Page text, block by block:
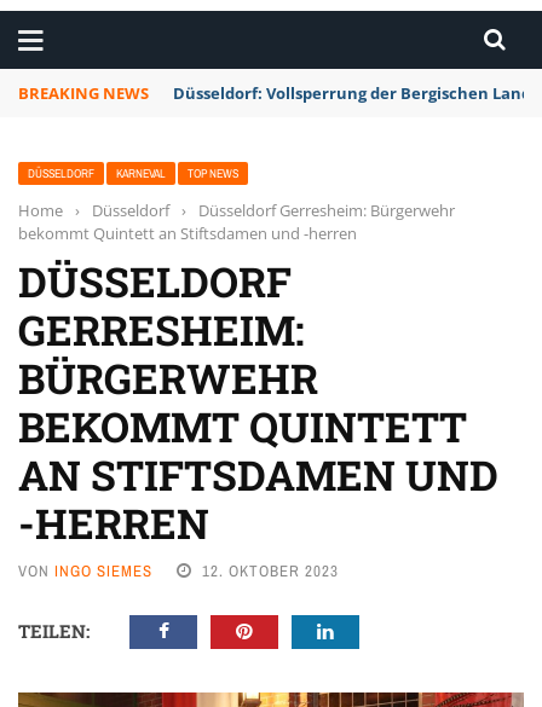
BREAKING NEWS Düsseldorf: Vollsperrung der Bergischen
DÜSSELDORF KARNEVAL TOP NEWS
Home › Düsseldorf ›
Düsseldorf Gerresheim: Bürgerwehr
bekommt Quintett an Stiftsdamen und -herren
DÜSSELDORF
GERRESHEIM:
BÜRGERWEHR
BEKOMMT QUINTETT
AN STIFTSDAMEN UND
-HERREN
VON INGO SIEMES 12. OKTOBER 2023
TEILEN: